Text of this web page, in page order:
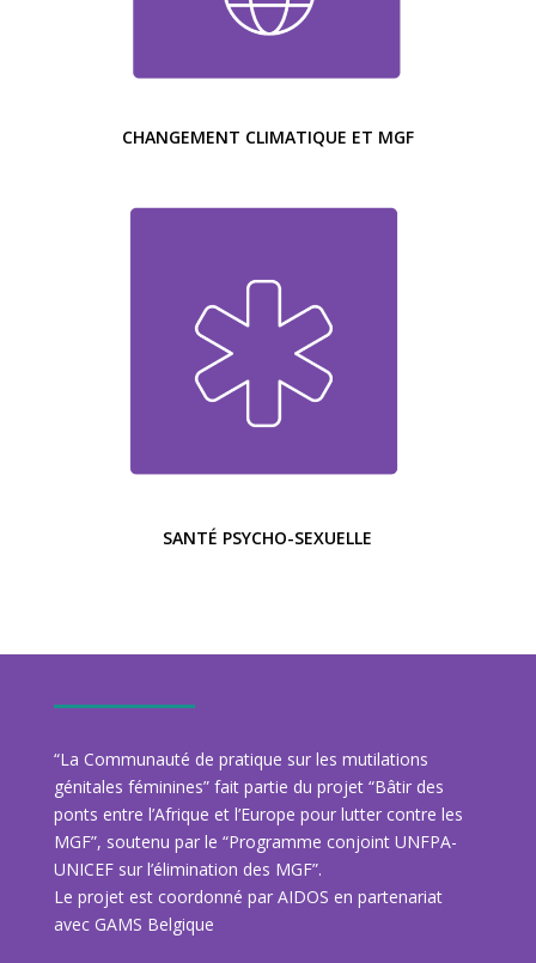
CHANGEMENT CLIMATIQUE ET MGF
SANTÉ PSYCHO-SEXUELLE
“La Communauté de pratique sur les mutilations
génitales féminines” fait partie du projet “Bâtir des
ponts entre l’Afrique et l’Europe pour lutter contre les
MGF”, soutenu par le “Programme conjoint UNFPA-
UNICEF sur l’élimination des MGF”.
Le projet est coordonné par AIDOS en partenariat
avec GAMS Belgique